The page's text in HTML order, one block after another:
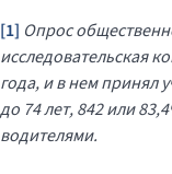
[1] Опрос
исследовательская
года,и в нем принял
до 74лет, 842или
водителями.